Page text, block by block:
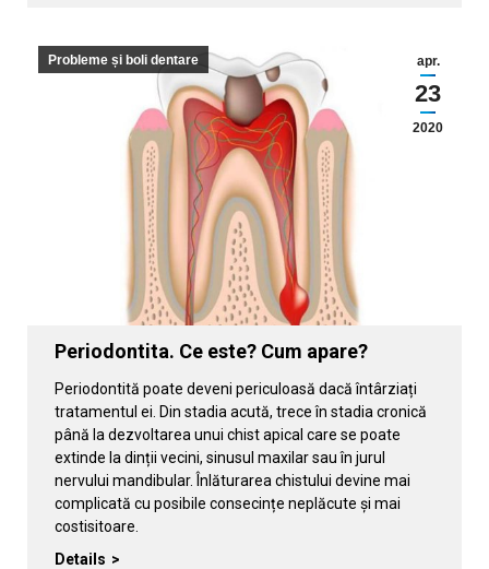
Probleme și boli dentare apr.
23
2020
Periodontita. Ce este? Cum apare?
Periodontită poate deveni periculoasă dacă întârziați
tratamentul ei. Din stadia acută, trece în stadia cronică
până la dezvoltarea unui chist apical care se poate
extinde la dinții vecini, sinusul maxilar sau în jurul
nervului mandibular. Înlăturarea chistului devine mai
complicată cu posibile consecințe neplăcute și mai
costisitoare.
Details